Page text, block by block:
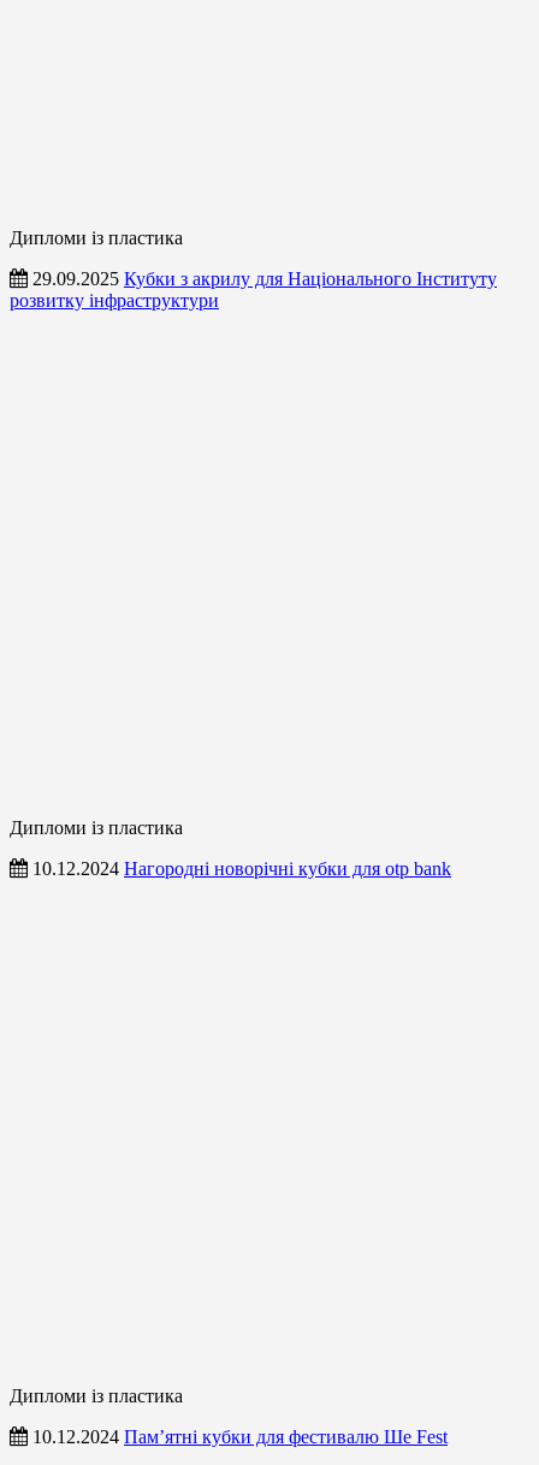
Дипломи із пластика
29.09.2025 Кубки з акрилу для Національного Інституту
розвитку інфраструктури
Дипломи із пластика
10.12.2024 Нагородні новорічні кубки для otp bank
Дипломи із пластика
10.12.2024 Пам’ятні кубки для фестивалю Ше Fest